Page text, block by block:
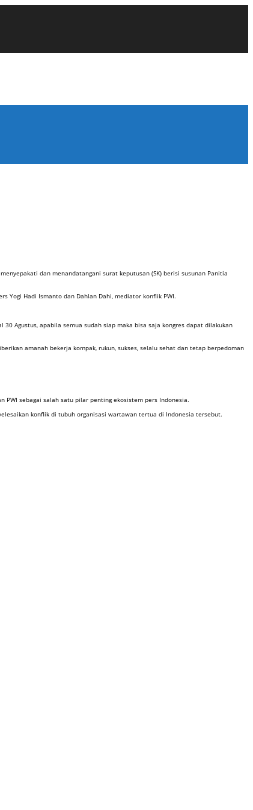
menyepakati dan menandatangani surat keputusan (SK) berisi susunan Panitia
Yogi Hadi Ismanto dan Dahlan Dahi, mediator konflik PWI.
30 Agustus, apabila semua sudah siap maka bisa saja kongres dapat dilakukan
amanah bekerja kompak, rukun, sukses, selalu sehat dan tetap berpedoman
PWI sebagai salah satu pilar penting ekosistem pers Indonesia.
konflik di tubuh organisasi wartawan tertua di Indonesia tersebut.